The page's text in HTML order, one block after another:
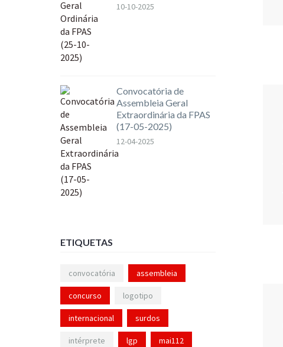
10-10-2025
Convocatória de
Assembleia Geral
Extraordinária da FPAS
(17-05-2025)
12-04-2025
ETIQUETAS
convocatória assembleia
concurso logotipo
internacional surdos
intérprete lgp mai112